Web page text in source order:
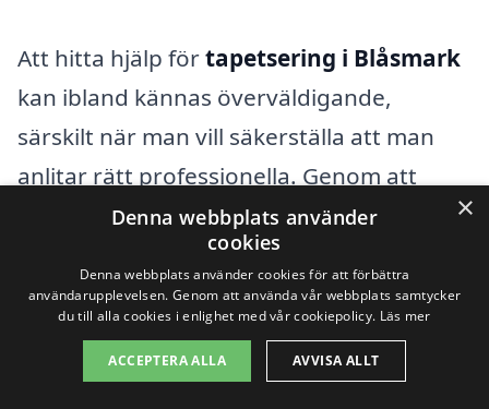
Att hitta hjälp förtapetsering i Blåsmark
kan ibland kännas överväldigande,
särskilt när man vill säkerställa att man
anlitar rätt professionella. Genom att
använda tapetsering-pris.se kan du enkelt
få access till en mängd offerter från lokala
tapetserare som är verksamma i
områdena kring Blåsmark. På så sätt kan
du jämföra priser och tjänster för att
×
Denna webbplats använder
cookies
Denna webbplats använder cookies för att förbättra
användarupplevelsen. Genom att använda vår webbplats samtycker
du till alla cookies i enlighet med vår cookiepolicy. Läs mer
ACCEPTERA ALLA AVVISA ALLT